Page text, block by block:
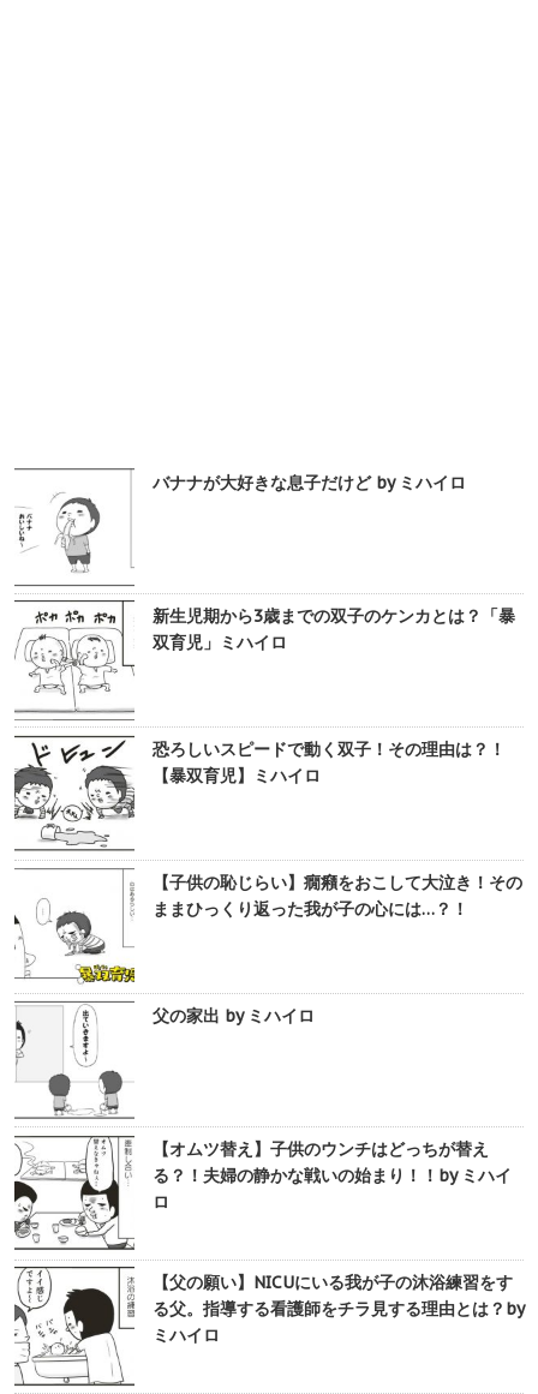
バナナが大好きな息子だけど by ミハイロ
新生児期から3歳までの双子のケンカとは？「暴
双育児」ミハイロ
恐ろしいスピードで動く双子！その理由は？！
【暴双育児】ミハイロ
【子供の恥じらい】癇癪をおこして大泣き！その
ままひっくり返った我が子の心には…？！
父の家出 by ミハイロ
【オムツ替え】子供のウンチはどっちが替え
る？！夫婦の静かな戦いの始まり！！by ミハイ
ロ
【父の願い】NICUにいる我が子の沐浴練習をす
る父。指導する看護師をチラ見する理由とは？by
ミハイロ